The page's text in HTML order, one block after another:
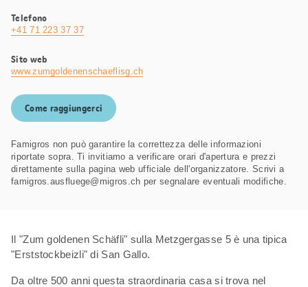
Telefono
+41 71 223 37 37
Sito web
www.zumgoldenenschaeflisg.ch
Come raggiungerci
Famigros non può garantire la correttezza delle informazioni
riportate sopra. Ti invitiamo a verificare orari d'apertura e prezzi
direttamente sulla pagina web ufficiale dell'organizzatore. Scrivi a
famigros.ausfluege@migros.ch per segnalare eventuali modifiche.
Il "Zum goldenen Schäfli" sulla Metzgergasse 5 è una tipica
"Erststockbeizli" di San Gallo.
Da oltre 500 anni questa straordinaria casa si trova nel